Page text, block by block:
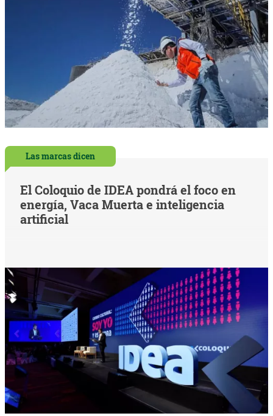
Las marcas dicen
El Coloquio de IDEA pondrá el foco en
energía, Vaca Muerta e inteligencia
artificial